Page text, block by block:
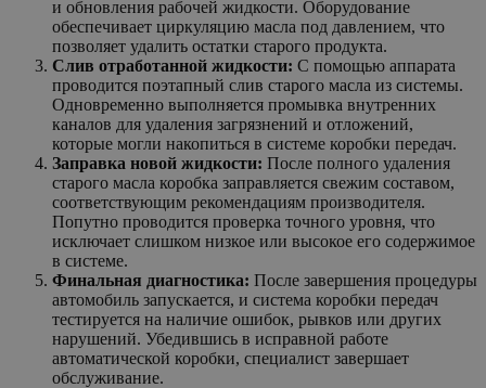
и обновления рабочей жидкости. Оборудование
обеспечивает циркуляцию масла под давлением, что
позволяет удалить остатки старого продукта.
Слив отработанной жидкости: С помощью аппарата
проводится поэтапный слив старого масла из системы.
Одновременно выполняется промывка внутренних
каналов для удаления загрязнений и отложений,
которые могли накопиться в системе коробки передач.
Заправка новой жидкости: После полного удаления
старого масла коробка заправляется свежим составом,
соответствующим рекомендациям производителя.
Попутно проводится проверка точного уровня, что
исключает слишком низкое или высокое его содержимое
в системе.
Финальная диагностика: После завершения процедуры
автомобиль запускается, и система коробки передач
тестируется на наличие ошибок, рывков или других
нарушений. Убедившись в исправной работе
автоматической коробки, специалист завершает
обслуживание.